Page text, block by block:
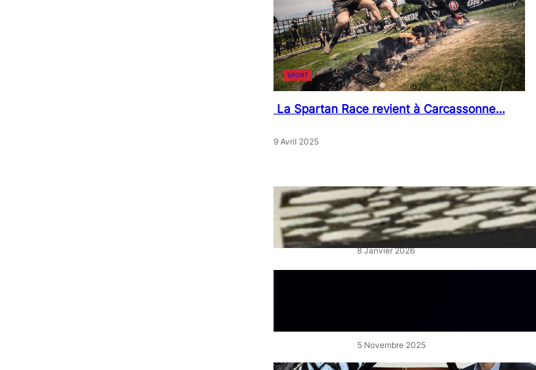
SPORT
La Spartan Race revient à Carcassonne…
9 Avril 2025
« Artistes en Vitrine »: L’éclat
qui réveille les cœurs de ville
8 Janvier 2026
5 Novembre 2025